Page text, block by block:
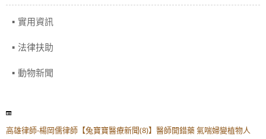
實用資訊
法律扶助
動物新聞
高雄律師-楊岡儒律師【兔寶寶醫療新聞(8)】醫師開錯藥 氣喘婦變植物人